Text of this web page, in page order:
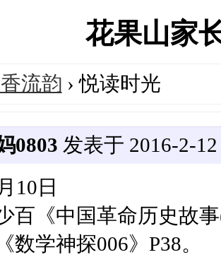
花果山家
流韵 › 悦读时光
0803 发表于 2016-2-
10日
百《中国革命历史故
数学神探006》P38。